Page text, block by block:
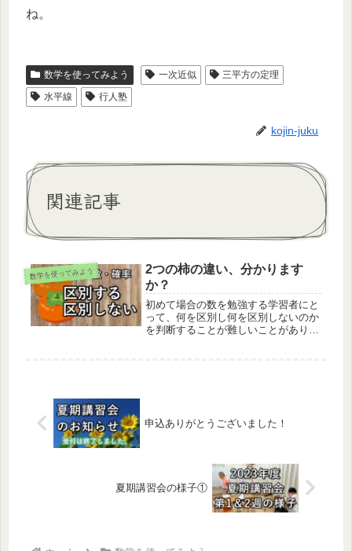
ね。
数学を使ってみよう 一次近似
三平方の定理
水平線
行人塾
kojin-juku
関連記事
数学を使ってみよう
2つの柿の違い、分かります
か？
初めて場合の数を勉強する学習者にと
って、何を区別し何を区別しないのか
を判断することが難しいことがありま
申込ありがとうございました！
夏期講習会の様子①